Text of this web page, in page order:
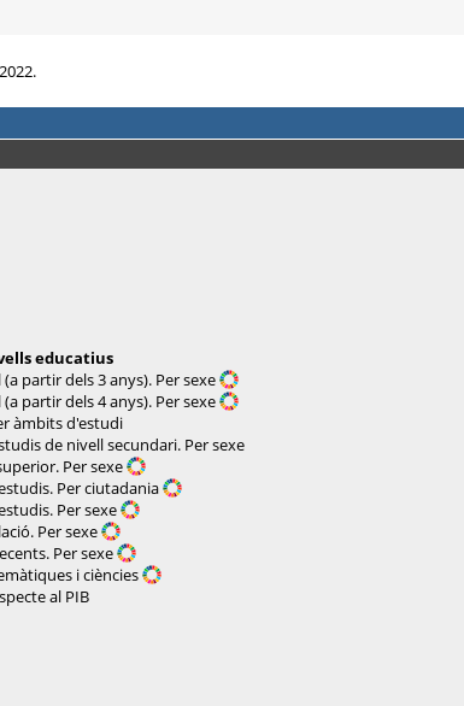
educatius
partir dels 3 anys). Per sexe
partir dels 4 anys). Per sexe
àmbits d'estudi
de nivell secundari. Per sexe
Per sexe
Per ciutadania
Per sexe
Per sexe
Per sexe
i ciències
al PIB